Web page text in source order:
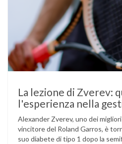
La lezione di Zverev:
l'esperienza nella
Alexander Zverev, uno dei
vincitore del Roland Garros, è
suo diabete di tipo 1 dopo la